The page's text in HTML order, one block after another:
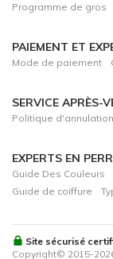
Programme de gros
PAIEMENT ET
Mode de paiement
SERVICE APRÈS-
Politique d'annulation
EXPERTS EN
Guide Des Couleurs
Guide de coiffure
Site sécurisé
Copyright© 2015-